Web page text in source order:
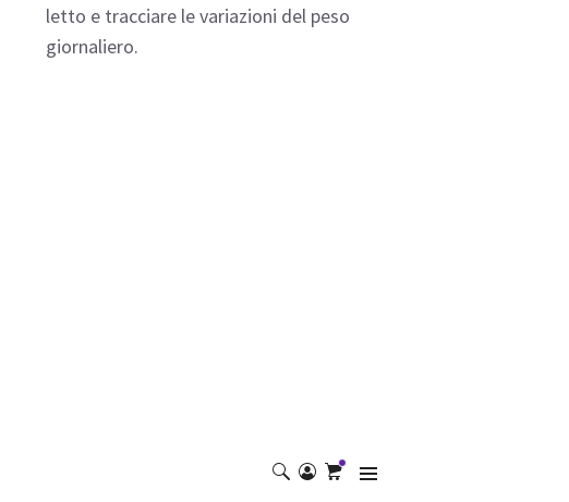
letto e tracciare le variazioni del peso
giornaliero.